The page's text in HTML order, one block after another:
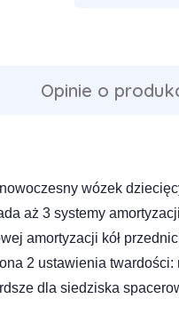
Opinie o
wózek
aż 3 systemy
amortyzacji kół
2 ustawienia
dla siedziska